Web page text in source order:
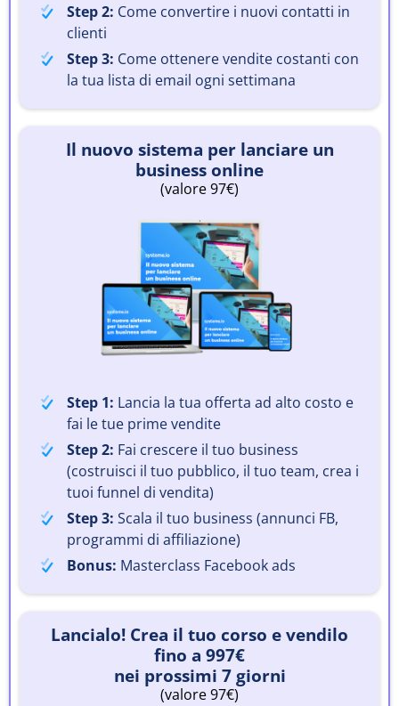
Step 2: Come convertire i nuovi contatti in
clienti
Step 3: Come ottenere vendite costanti con
la tua lista di email ogni settimana
Il nuovo sistema per lanciare un
business online
(valore 97€)
Step 1: Lancia la tua offerta ad alto costo e
fai le tue prime vendite
Step 2: Fai crescere il tuo business
(costruisci il tuo pubblico, il tuo team, crea i
tuoi funnel di vendita)
Step 3: Scala il tuo business (annunci FB,
programmi di affiliazione)
Bonus: Masterclass Facebook ads
Lancialo! Crea il tuo corso e vendilo
fino a 997€
nei prossimi 7 giorni
(valore 97€)